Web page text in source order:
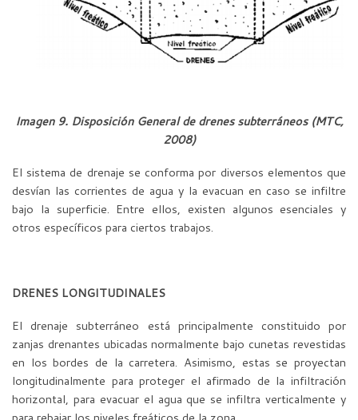
Imagen 9. Disposición General de drenes subterráneos (MTC,
2008)
El sistema de drenaje se conforma por diversos elementos que
desvían las corrientes de agua y la evacuan en caso se infiltre
bajo la superficie. Entre ellos, existen algunos esenciales y
otros específicos para ciertos trabajos.
DRENES LONGITUDINALES
El drenaje subterráneo está principalmente constituido por
zanjas drenantes ubicadas normalmente bajo cunetas revestidas
en los bordes de la carretera. Asimismo, estas se proyectan
longitudinalmente para proteger el afirmado de la infiltración
horizontal, para evacuar el agua que se infiltra verticalmente y